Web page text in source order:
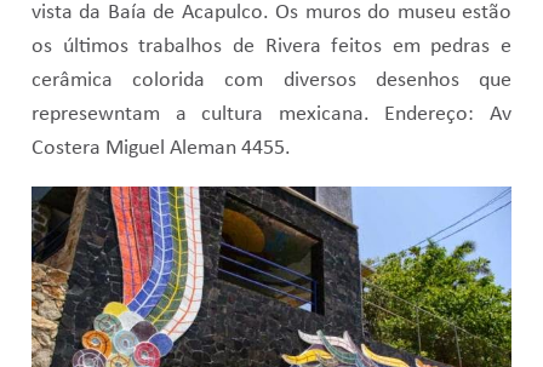
vista da Baía de Acapulco. Os muros do museu estão
os últimos trabalhos de Rivera feitos em pedras e
cerâmica colorida com diversos desenhos que
represewntam a cultura mexicana. Endereço: Av
Costera Miguel Aleman 4455.